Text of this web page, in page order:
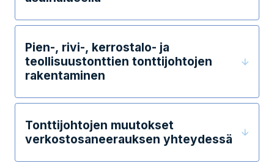
Pien-, rivi-, kerrostalo- ja
teollisuustonttien tonttijohtojen
rakentaminen
Tonttijohtojen muutokset
verkostosaneerauksen yhteydessä